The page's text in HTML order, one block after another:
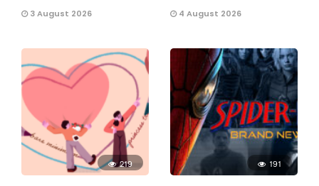
3 August 2026 4 August 2026
219 191